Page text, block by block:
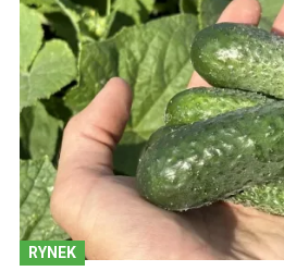
RYNEK